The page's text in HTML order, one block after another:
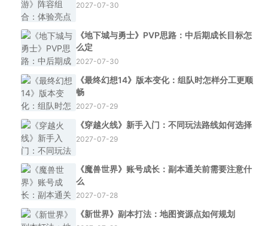
2027-07-30
《地下城与勇士》PVP思路：中后期成长目标怎
么定
2027-07-30
《最终幻想14》版本变化：组队时怎样分工更顺
畅
2027-07-29
《穿越火线》新手入门：不同玩法路线如何选择
2027-07-29
《魔兽世界》账号成长：副本通关前需要注意什
么
2027-07-28
《新世界》副本打法：地图资源点如何规划